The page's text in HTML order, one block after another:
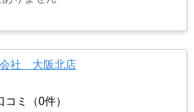
会社 大阪北店
コミ（0件）